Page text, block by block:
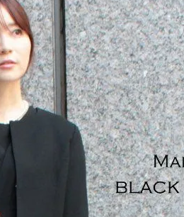
モニー
ーツ
パーティー
バッグ
ネックレス アクセサリ
ー
ズ交
ス
フィッティン
グルーム
配送について